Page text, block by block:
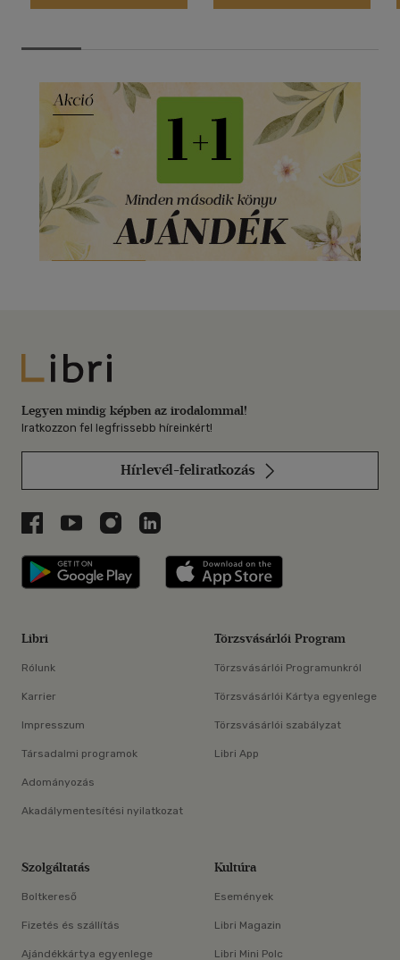
Libri
Legyen mindig képben az irodalommal!
Iratkozzon fel legfrissebb híreinkért!
Hírlevél-feliratkozás
Libri a Facebookon
Libri a Youtube-on
Libri az Instagramon
Libri a LinkedInen
Libri applikáció Szerezd meg: Google
Libri
Rólunk
Karrier
Impresszum
Társadalmi programok
Adományozás
Akadálymentesítési nyilatkozat
Törzsvásárlói Program
Törzsvásárlói Programunkról
Törzsvásárlói Kártya egyenlege
Törzsvásárlói szabályzat
Libri App
Szolgáltatás
Boltkereső
Fizetés és szállítás
Ajándékkártya egyenlege
Kultúra
Események
Libri Magazin
Libri Mini Polc